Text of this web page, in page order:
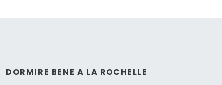
DORMIRE BENE A LA ROCHELLE